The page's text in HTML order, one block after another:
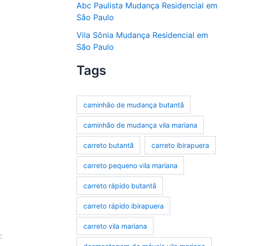
:
Abc Paulista Mudança Residencial em
São Paulo
Vila Sônia Mudança Residencial em
São Paulo
Tags
caminhão de mudança butantã
caminhão de mudança vila mariana
carreto butantã carreto ibirapuera
carreto pequeno vila mariana
carreto rápido butantã
carreto rápido ibirapuera
carreto vila mariana